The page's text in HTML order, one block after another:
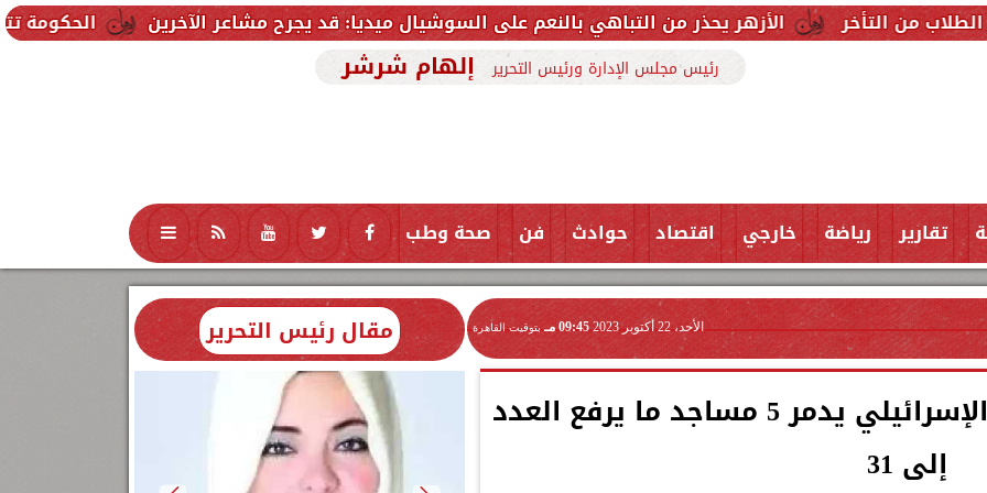
الحكومة تتلقى 229 ألف شكوى وطلب واستفسار خلال يوليو.. ومدبولي يوجه بسرعة الاستجابة للمواطنين الأزهر يحذر من التباهي بالنعم على السوشيال ميديا: قد يجرح مشاعر الآخرين
رئيس مجلس الإدارة ورئيس التحرير إلهام شرشر
تقارير رياضة خارجي اقتصاد حوادث فن صحة وطب تكنولوجيا منوعات محافظات
الأحد، 22 أكتوبر 2023 09:45 مـ بتوقيت القاهرة
أوقاف غزة: جيش الاحتلال الإسرائيلي يدمر 5 مساجد ما يرفع العدد
إلى 31
مقال رئيس التحرير